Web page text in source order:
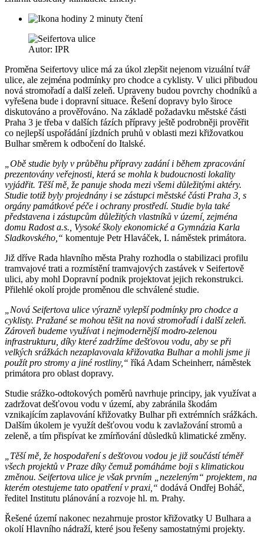
2 minuty čtení
Autor: IPR
Proměna Seifertovy ulice má za úkol zlepšit nejenom vizuální tvář
ulice, ale zejména podmínky pro chodce a cyklisty. V ulici přibudou
nová stromořadí a další zeleň. Upraveny budou povrchy chodníků a
vyřešena bude i dopravní situace. Řešení dopravy bylo široce
diskutováno a prověřováno. Na základě požadavku městské části
Praha 3 je třeba v dalších fázích přípravy ještě podrobněji prověřit
co nejlepší uspořádání jízdních pruhů v oblasti mezi křižovatkou
Bulhar směrem k odbočení do Italské.
„Obě studie byly v průběhu přípravy zadání i během zpracování
prezentovány veřejnosti, která se mohla k budoucnosti lokality
vyjádřit. Těší mě, že panuje shoda mezi všemi důležitými aktéry.
Studie totiž byly projednány i se zástupci městské části Praha 3, s
orgány památkové péče i ochrany prostředí. Studie byla také
představena i zástupcům důležitých vlastníků v území, zejména
domu Radost a.s., Vysoké školy ekonomické a Gymnázia Karla
Sladkovského,“ komentuje Petr Hlaváček, I. náměstek primátora.
Již dříve Rada hlavního města Prahy rozhodla o stabilizaci profilu
tramvajové trati a rozmístění tramvajových zastávek v Seifertově
ulici, aby mohl Dopravní podnik projektovat jejich rekonstrukci.
Přilehlé okolí projde proměnou dle schválené studie.
„Nová Seifertova ulice výrazně vylepší podmínky pro chodce a
cyklisty. Pražané se mohou těšit na nová stromořadí i další zeleň.
Zároveň budeme využívat i nejmodernější modro-zelenou
infrastrukturu, díky které zadržíme dešťovou vodu, aby se při
velkých srážkách nezaplavovala křižovatka Bulhar a mohli jsme ji
použít pro stromy a jiné rostliny,“ říká Adam Scheinherr, náměstek
primátora pro oblast dopravy.
Studie srážko-odtokových poměrů navrhuje principy, jak využívat a
zadržovat dešťovou vodu v území, aby zabránila škodám
vznikajícím zaplavování křižovatky Bulhar při extrémních srážkách.
Dalším úkolem je využít dešťovou vodu k zavlažování stromů a
zeleně, a tím přispívat ke zmírňování důsledků klimatické změny.
„Těší mě, že hospodaření s dešťovou vodou je již součástí téměř
všech projektů v Praze díky čemuž pomáháme boji s klimatickou
změnou. Seifertova ulice je však prvním „nezeleným“ projektem, na
kterém otestujeme tato opatření v praxi,“ dodává Ondřej Boháč,
ředitel Institutu plánování a rozvoje hl. m. Prahy.
Řešené území nakonec nezahrnuje prostor křižovatky U Bulhara a
okolí Hlavního nádraží, které jsou řešeny samostatnými projekty.